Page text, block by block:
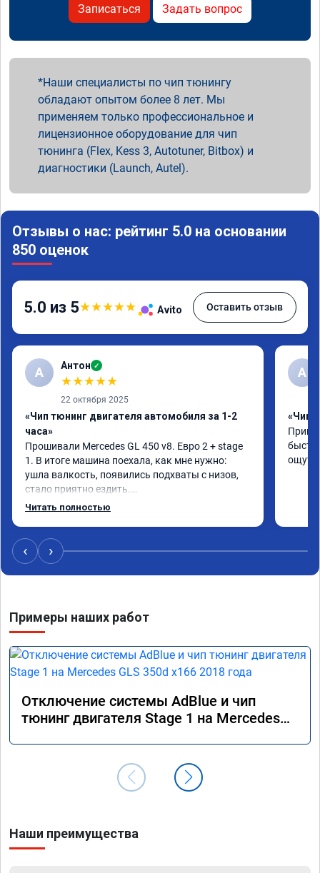
Записаться Задать вопрос
Наши специалисты по чип тюнингу
обладают опытом более 8 лет. Мы
применяем только профессиональное и
лицензионное оборудование для чип
тюнинга (Flex, Kess 3, Autotuner, Bitbox) и
диагностики (Launch, Autel).
Отзывы о нас: рейтинг 5.0 на основании
850 оценок
5.0 из 5★★★★★ Avito Оставить отзыв
А Антон ✓
★★★★★
22 октября 2025
«Чип тюнинг двигателя автомобиля за 1-2
часа»
Прошивали Mercedes GL 450 v8. Евро 2 + stage
1. В итоге машина поехала, как мне нужно:
ушла валкость, появились подхваты с низов,
стало приятно ездить.
Одни из лучших трат, в авто! 🔥
Читать полностью
A
«Чип
‹ ›
Примеры наших работ
Отключение системы AdBlue и чип
тюнинг двигателя Stage 1 на Mercedes
Наши преимущества